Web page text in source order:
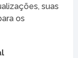
suas
os